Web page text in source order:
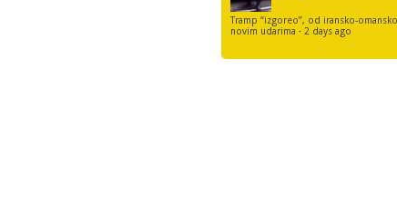
Tramp “izgoreo”, od iransko-
novim udarima · 2 days ago